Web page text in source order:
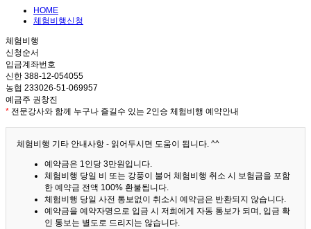
HOME
체험비행신청
체험비행
신청순서
입금계좌번호
신한 388-12-054055
농협 233026-51-069957
예금주 권창진
* 전문강사와 함께 누구나 즐길수 있는 2인승 체험비행 예약안내
체험비행 기타 안내사항 - 읽어두시면 도움이 됩니다. ^^
예약금은 1인당 3만원입니다.
체험비행 당일 비 또는 강풍이 불어 체험비행 취소 시 보험금을 포함
한 예약금 전액 100% 환불됩니다.
체험비행 당일 사전 통보없이 취소시 예약금은 반환되지 않습니다.
예약금을 예약자명으로 입금 시 저희에게 자동 통보가 되며, 입금 확
인 통보는 별도로 드리지는 않습니다.